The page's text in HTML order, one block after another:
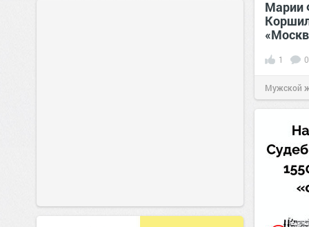
Марии
1 0
Мужской